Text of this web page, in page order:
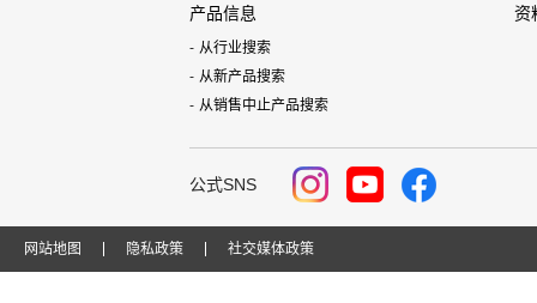
产品信息
从行业搜索
从新产品搜索
从销售中止产品搜索
资
公式SNS
网站地图 隐私政策 社交媒体政策